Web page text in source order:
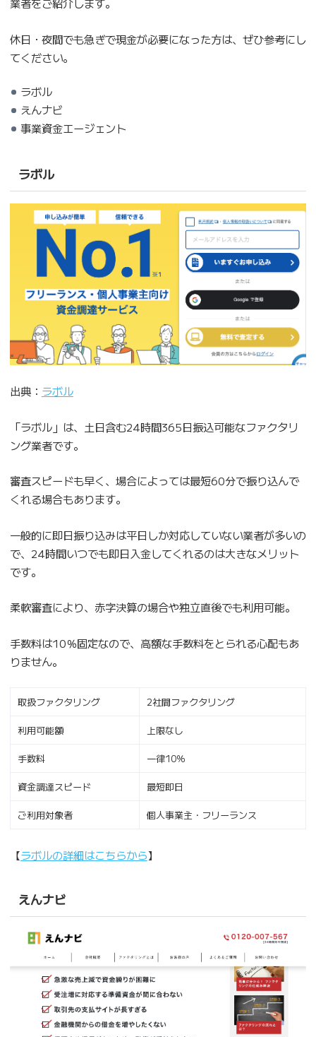
休日・夜間でも急ぎで現金が必要になった方は、ぜひ参考にし
てください。
ラボル
えんナビ
事業資金エージェント
ラボル
出典： ラボル
「ラボル」は、土日含む24時間365日振込可能なファクタリ
ング業者です。
審査スピードも早く、場合によっては最短60分で振り込んで
くれる場合もあります。
一般的に即日振り込みは平日しか対応していない業者が多いの
で、24時間いつでも即日入金してくれるのは大きなメリット
です。
柔軟審査により、赤字決算の場合や独立直後でも利用可能。
手数料は10％固定なので、高額な手数料をとられる心配もあ
りません。
取扱ファクタリング 2社間ファクタリング
利用可能額 上限なし
手数料 一律10％
資金調達スピード 最短即日
ご利用対象者 個人事業主・フリーランス
【ラボルの詳細はこちらから】
えんナビ